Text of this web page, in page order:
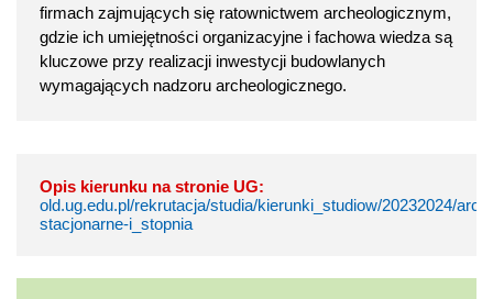
firmach zajmujących się ratownictwem archeologicznym,
gdzie ich umiejętności organizacyjne i fachowa wiedza są
kluczowe przy realizacji inwestycji budowlanych
wymagających nadzoru archeologicznego.
Opis kierunku na stronie UG:
old.ug.edu.pl/rekrutacja/studia/kierunki_studiow/20232024/
stacjonarne-i_stopnia